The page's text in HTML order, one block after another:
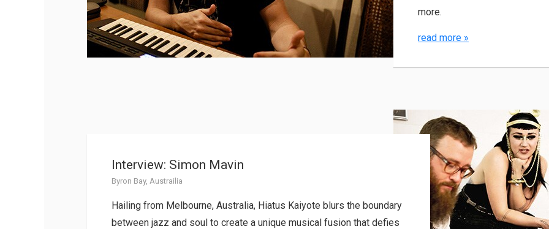
more.
read more »
Interview: Simon Mavin
Byron Bay, Austrailia
Hailing from Melbourne, Australia, Hiatus Kaiyote blurs the boundary
between jazz and soul to create a unique musical fusion that defies